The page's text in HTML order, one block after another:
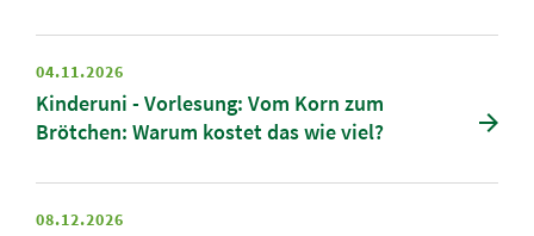
04.11.2026
Kinderuni - Vorlesung: Vom Korn zum
Brötchen: Warum kostet das wie viel?
08.12.2026